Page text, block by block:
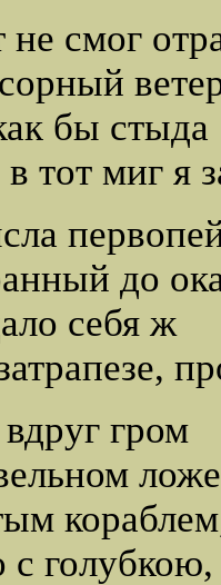
смог
бы стыда
тот миг я
до
себя ж
гром
с